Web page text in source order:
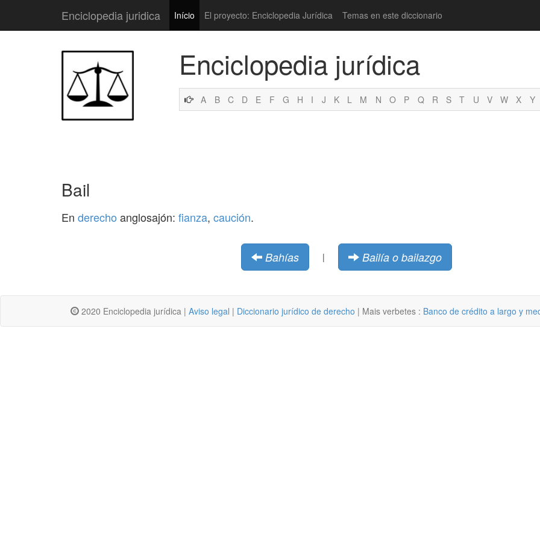
Enciclopedia juridica Início El proyecto: Enciclopedia Jurídica Temas en este diccionario
Enciclopedia jurídica
A B C D E F G H I J K L M N O P Q R S T U V W X Y
Bail
En derecho anglosajón: fianza, caución.
Bahías | Bailía o bailazgo
2020 Enciclopedia jurídica | Aviso legal | Diccionario jurídico de derecho | Mais verbetes : Banco de crédito a largo y